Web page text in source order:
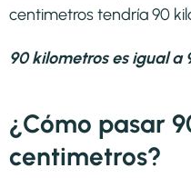
centimetros tendría 90
90 kilometros es igual
¿Cómo pasar
centimetros?